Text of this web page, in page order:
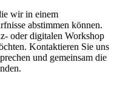
wir in einem
abstimmen können.
oder digitalen Workshop
Kontaktieren Sie uns
und gemeinsam die